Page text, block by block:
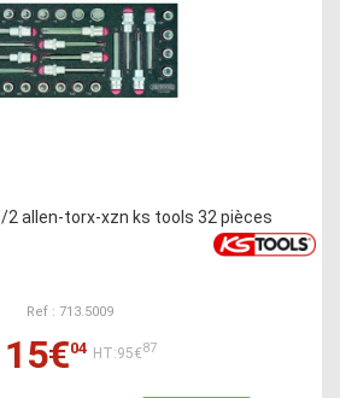
2 allen-torx-xzn ks tools 32 pièces
Ref : 713.5009
04 HT:95€87